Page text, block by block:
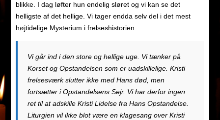
blikke. I dag løfter hun endelig sløret og vi kan se det
helligste af det hellige. Vi tager endda selv del i det mest
højtidelige Mysterium i frelseshistorien.
Vi går ind i den store og hellige uge. Vi tænker på
Korset og Opstandelsen som er uadskillelige. Kristi
frelsesværk slutter ikke med Hans død, men
fortsætter i Opstandelsens Sejr. Vi har derfor ingen
ret til at adskille Kristi Lidelse fra Hans Opstandelse.
Liturgien vil ikke blot være en klagesang over Kristi